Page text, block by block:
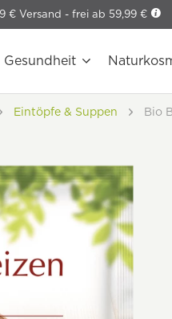
€ Versand - frei ab 59,99 €
Gesundheit
Eintöpfe & Suppen Bio